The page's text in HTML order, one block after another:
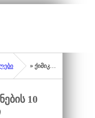
» ქიმიკატების გამოყენების 10 უნივერსალური წესი
10